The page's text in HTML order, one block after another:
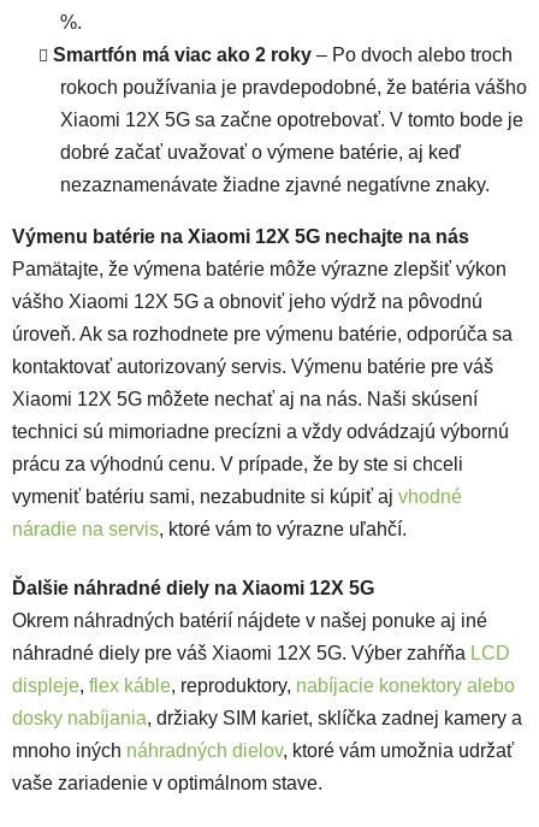
%.
Smartfón má viac ako 2 roky – Po dvoch alebo troch
rokoch používania je pravdepodobné, že batéria vášho
Xiaomi 12X 5G sa začne opotrebovať. V tomto bode je
dobré začať uvažovať o výmene batérie, aj keď
nezaznamenávate žiadne zjavné negatívne znaky.
Výmenu batérie na Xiaomi 12X 5G nechajte na nás
Pamätajte, že výmena batérie môže výrazne zlepšiť výkon
vášho Xiaomi 12X 5G a obnoviť jeho výdrž na pôvodnú
úroveň. Ak sa rozhodnete pre výmenu batérie, odporúča sa
kontaktovať autorizovaný servis. Výmenu batérie pre váš
Xiaomi 12X 5G môžete nechať aj na nás. Naši skúsení
technici sú mimoriadne precízni a vždy odvádzajú výbornú
prácu za výhodnú cenu. V prípade, že by ste si chceli
vymeniť batériu sami, nezabudnite si kúpiť aj vhodné
náradie na servis, ktoré vám to výrazne uľahčí.
Ďalšie náhradné diely na Xiaomi 12X 5G
Okrem náhradných batérií nájdete v našej ponuke aj iné
náhradné diely pre váš Xiaomi 12X 5G. Výber zahŕňa LCD
displeje, flex káble, reproduktory, nabíjacie konektory alebo
dosky nabíjania, držiaky SIM kariet, sklíčka zadnej kamery a
mnoho iných náhradných dielov, ktoré vám umožnia udržať
vaše zariadenie v optimálnom stave.